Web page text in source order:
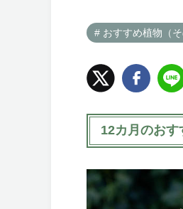
# おすすめ植物（そ
12カ月のおす